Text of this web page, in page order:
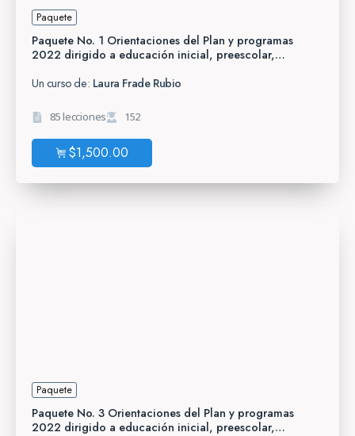
Paquete
Paquete No. 1 Orientaciones del Plan y programas
2022 dirigido a educación inicial, preescolar,
Un curso de: Laura Frade Rubio
85 lecciones 152
$1,500.00
Paquete
Paquete No. 3 Orientaciones del Plan y programas
2022 dirigido a educación inicial, preescolar,